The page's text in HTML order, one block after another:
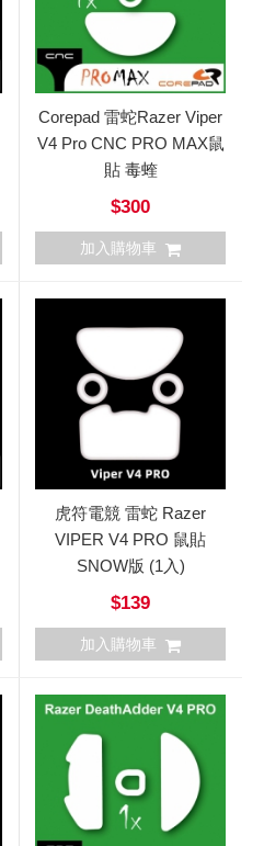
Corepad 雷蛇Razer Viper
V4 Pro CNC PRO MAX鼠
貼 毒蝰
$300
加入購物車
虎符電競 雷蛇 Razer
VIPER V4 PRO 鼠貼
SNOW版 (1入)
$139
加入購物車